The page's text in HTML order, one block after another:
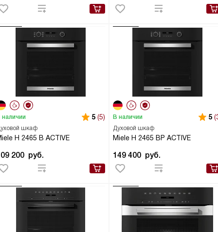
шкаф
H 2465 B ACTIVE
наличии 5 (5)
200 руб.
Духовой шкаф
Miele H 2465 BP ACTIVE
В наличии 5
149 400 руб.